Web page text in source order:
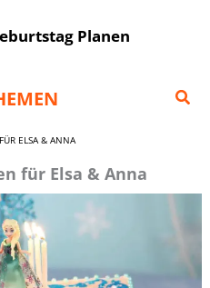
Planen
ELSA & ANNA
für Elsa & Anna